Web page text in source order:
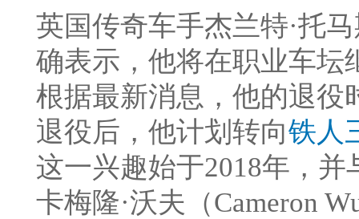
英国传奇车手杰兰特·托
确表示，他将在职业车坛
根据最新消息，他的退役
退役后，他计划转向铁人
这一兴趣始于2018年，
卡梅隆·沃夫（Cameron